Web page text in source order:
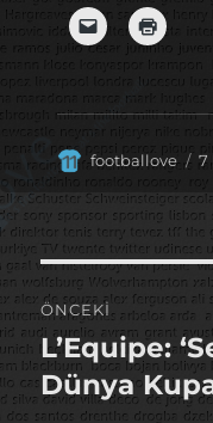
Yazar
footballove 7
Yazı
gezinmesi
ÖNCEKI
Önceki
yazı:
L’Equipe:
Dünya